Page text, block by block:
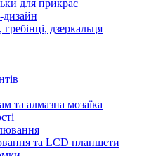
для прикрас
дизайн
дзеркальця
та алмазна мозаїка
та LCD планшети